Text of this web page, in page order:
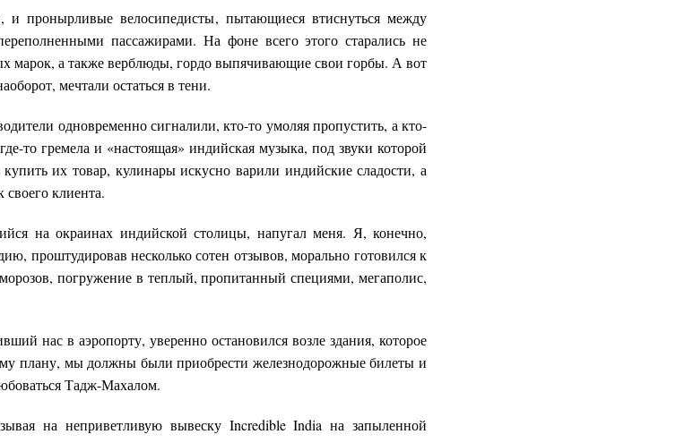
пронырливые велосипедисты, пытающиеся втиснуться между
пассажирами. На фоне всего этого старались не
марок, а также верблюды, гордо выпячивающие свои горбы. А вот
мечтали остаться в тени.
одновременно сигналили, кто-то умоляя пропустить, а кто-
то гремела и «настоящая» индийская музыка, под звуки которой
их товар, кулинары искусно варили индийские сладости, а
клиента.
на окраинах индийской столицы, напугал меня. Я, конечно,
проштудировав несколько сотен отзывов, морально готовился к
погружение в теплый, пропитанный специями, мегаполис,
нас в аэропорту, уверенно остановился возле здания, которое
плану, мы должны были приобрести железнодорожные билеты и
Тадж-Махалом.
на неприветливую вывеску Incredible India на запыленной